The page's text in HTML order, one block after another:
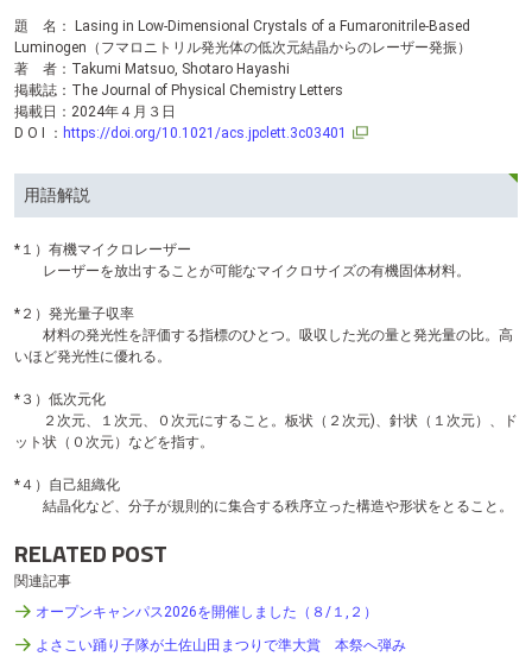
題 名： Lasing in Low-Dimensional Crystals of a Fumaronitrile-Based
Luminogen（フマロニトリル発光体の低次元結晶からのレーザー発振）
著 者：Takumi Matsuo, Shotaro Hayashi
掲載誌：The Journal of Physical Chemistry Letters
掲載日：2024年４月３日
D O I ： https://doi.org/10.1021/acs.jpclett.3c03401
用語解説
*１）有機マイクロレーザー
レーザーを放出することが可能なマイクロサイズの有機固体材料。
*２）発光量子収率
材料の発光性を評価する指標のひとつ。吸収した光の量と発光量の比。高
いほど発光性に優れる。
*３）低次元化
２次元、１次元、０次元にすること。板状（２次元)、針状（１次元）、ド
ット状（０次元）などを指す。
*４）自己組織化
結晶化など、分子が規則的に集合する秩序立った構造や形状をとること。
RELATED POST
関連記事
オープンキャンパス2026を開催しました（８/１,２）
よさこい踊り子隊が土佐山田まつりで準大賞 本祭へ弾み